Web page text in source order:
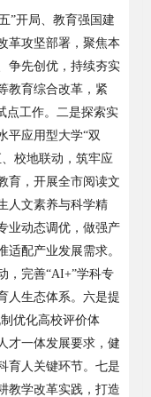
”开局、教育强国建
革攻坚部署，聚焦本
争先创优，持续夯实
教育综合改革，紧
点工作。二是探索实
平应用型大学“双
校地联动，筑牢应
育，开展全市阅读文
人文素养与科学精
业动态调优，做强产
配产业发展需求。
，完善“AI+”学科专
人生态体系。六是提
优化高校评价体
才一体发展要求，健
育人关键环节。七是
教学改革实践，打造